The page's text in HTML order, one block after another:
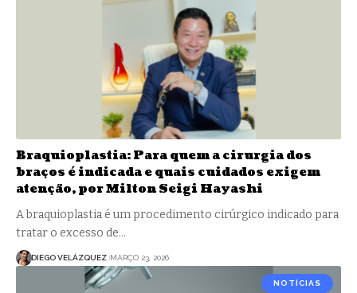
Braquioplastia: Para quem a cirurgia dos
braços é indicada e quais cuidados exigem
atenção, por Milton Seigi Hayashi
A braquioplastia é um procedimento cirúrgico indicado para
tratar o excesso de…
DIEGO VELÁZQUEZ MARÇO 23, 2026
NOTÍCIAS